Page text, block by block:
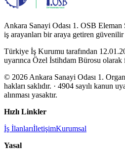
Ankara Sanayi Odası 1. OSB
iş arayanları bir araya getiren
Türkiye İş Kurumu tarafından
uyarınca Özel İstihdam Bürosu olarak
© 2026 Ankara Sanayi Odası 1.
hakları saklıdır. · 4904 sayılı kanun
alınması yasaktır.
Hızlı Linkler
İş İlanlarıİletişimKurumsal
Yasal